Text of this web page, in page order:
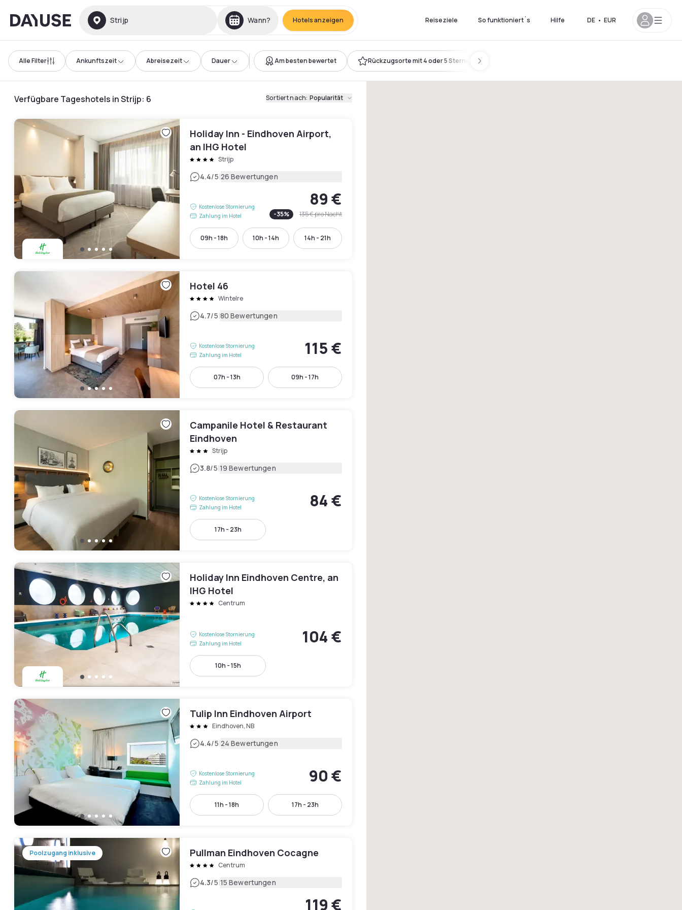
Dayuse Strijp Wann? Hotels anzeigen Reiseziele So funktioniert´s Hilfe DE • EUR
Alle Filter Ankunftszeit Abreisezeit Dauer Am besten bewertet Rückzugsorte mit 4 oder 5 Sternen
Verfügbare Tageshotels in Strijp: 6 Sortiert nach: Popularität
Holiday Inn - Eindhoven Airport,
an IHG Hotel
Strijp
4.4/5|26 Bewertungen
Kostenlose Stornierung
Zahlung im Hotel
89 €
-35% 135 €pro Nacht
09h - 18h 10h - 14h 14h - 21h
Hotel 46
Wintelre
4.7/5|80 Bewertungen
Kostenlose Stornierung
Zahlung im Hotel
115 €
07h - 13h 09h - 17h
Campanile Hotel & Restaurant
Eindhoven
Strijp
3.8/5|19 Bewertungen
Kostenlose Stornierung
Zahlung im Hotel
84 €
17h - 23h
Holiday Inn Eindhoven Centre, an
IHG Hotel
Centrum
Kostenlose Stornierung
Zahlung im Hotel
104 €
10h - 15h
Tulip Inn Eindhoven Airport
Eindhoven, NB
4.4/5|24 Bewertungen
Kostenlose Stornierung
Zahlung im Hotel
90 €
11h - 18h 17h - 23h
Poolzugang inklusive Pullman Eindhoven Cocagne
Centrum
4.3/5|15 Bewertungen
119 €